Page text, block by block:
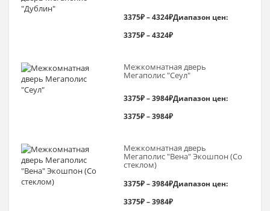
3375₽–4324₽Диапазон цен:
3375₽ – 4324₽
Межкомнатная дверь
Мегаполис "Сеул"
3375₽–3984₽Диапазон цен:
3375₽ – 3984₽
Межкомнатная дверь
Мегаполис "Вена" Экошпон (Со
стеклом)
3375₽–3984₽Диапазон цен:
3375₽ – 3984₽